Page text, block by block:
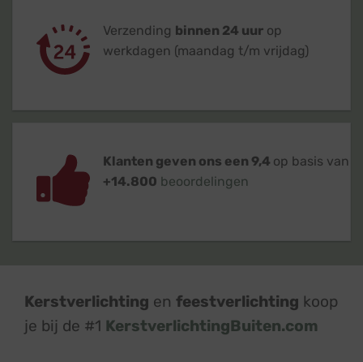
Verzending binnen 24 uur op
werkdagen (maandag t/m vrijdag)
Klanten geven ons een 9,4 op basis van
+14.800 beoordelingen
Kerstverlichting en feestverlichting koop
je bij de #1 KerstverlichtingBuiten.com